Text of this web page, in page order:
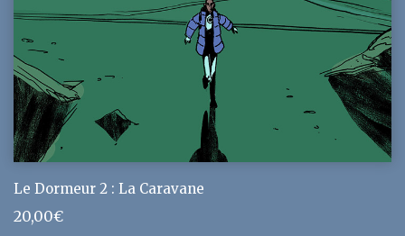
Le Dormeur 2 : La Caravane
20,00€